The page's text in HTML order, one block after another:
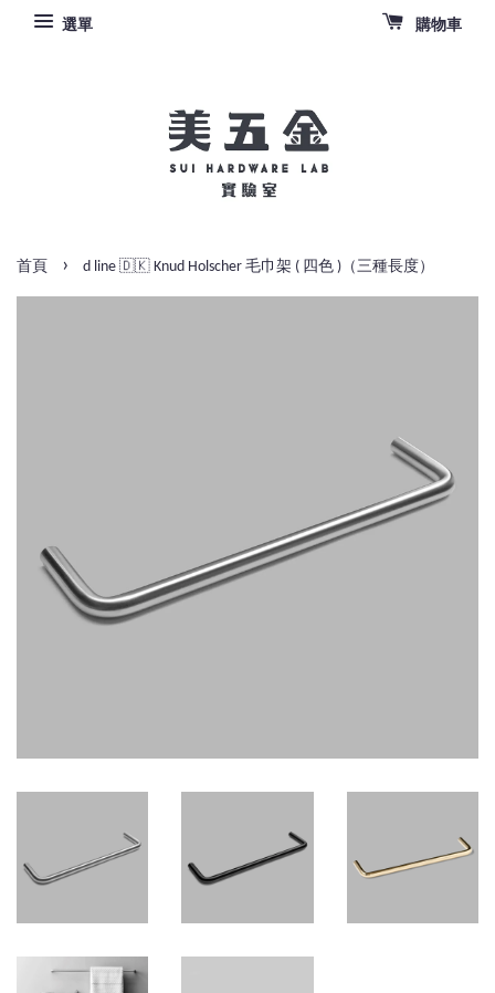
選單 購物車
首頁 › d line 🇩🇰 Knud Holscher 毛巾架 ( 四色 )（三種長度）